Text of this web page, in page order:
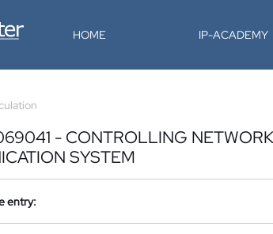
HOME IP-ACADEMY
- CONTROLLING
SYSTEM
entry: